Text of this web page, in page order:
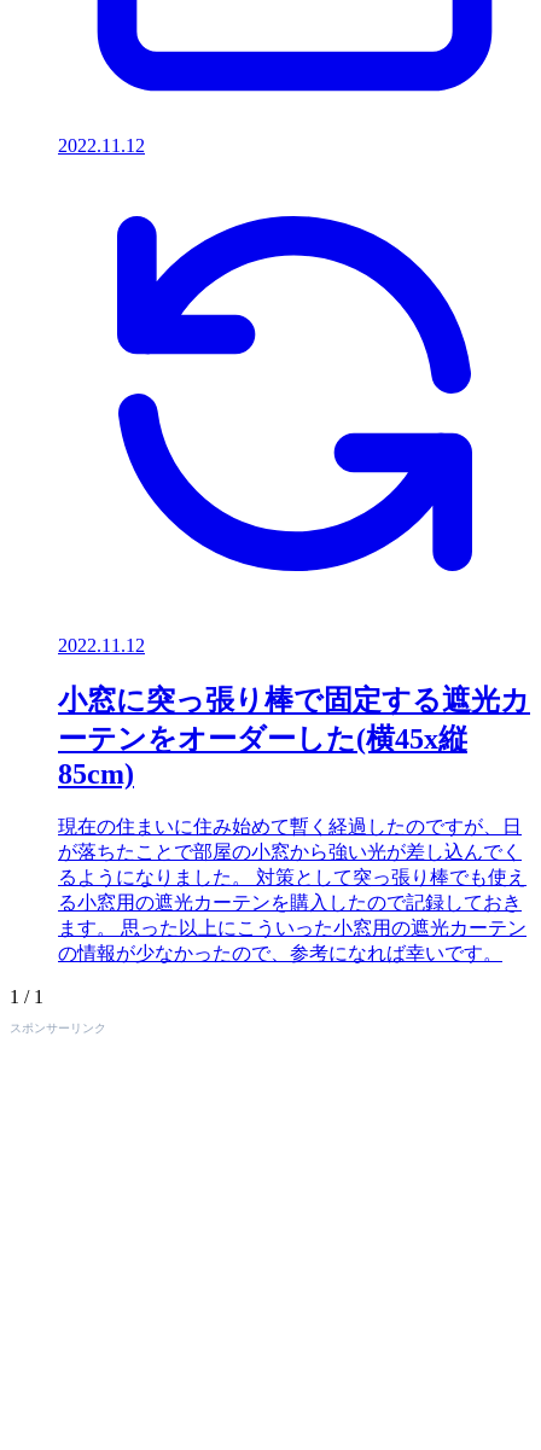
2022.11.12
2022.11.12
小窓に突っ張り棒で固定する遮光カ
ーテンをオーダーした(横45x縦
85cm)
現在の住まいに住み始めて暫く経過したのですが、日
が落ちたことで部屋の小窓から強い光が差し込んでく
るようになりました。 対策として突っ張り棒でも使え
る小窓用の遮光カーテンを購入したので記録しておき
ます。 思った以上にこういった小窓用の遮光カーテン
の情報が少なかったので、参考になれば幸いです。
1 / 1
スポンサーリンク